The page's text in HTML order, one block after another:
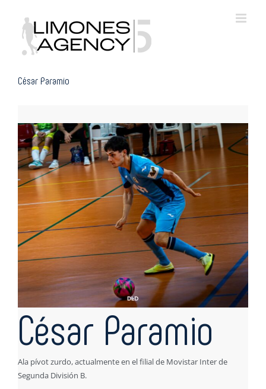
content
César Paramio
César Paramio
Ala pívot zurdo, actualmente en el filial de Movistar Inter de
Segunda División B.